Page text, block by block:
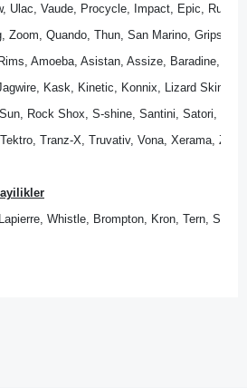
Ulac, Vaude, Procycle, Impact, Epic,
Zoom, Quando, Thun, San Marino,
Amoeba, Asistan, Assize, Baradine,
Kask, Kinetic, Konnix, Lizard Skins,
Rock Shox, S-shine, Santini, Satori,
Tranz-X, Truvativ, Vona, Xerama,
Whistle, Brompton, Kron, Tern,